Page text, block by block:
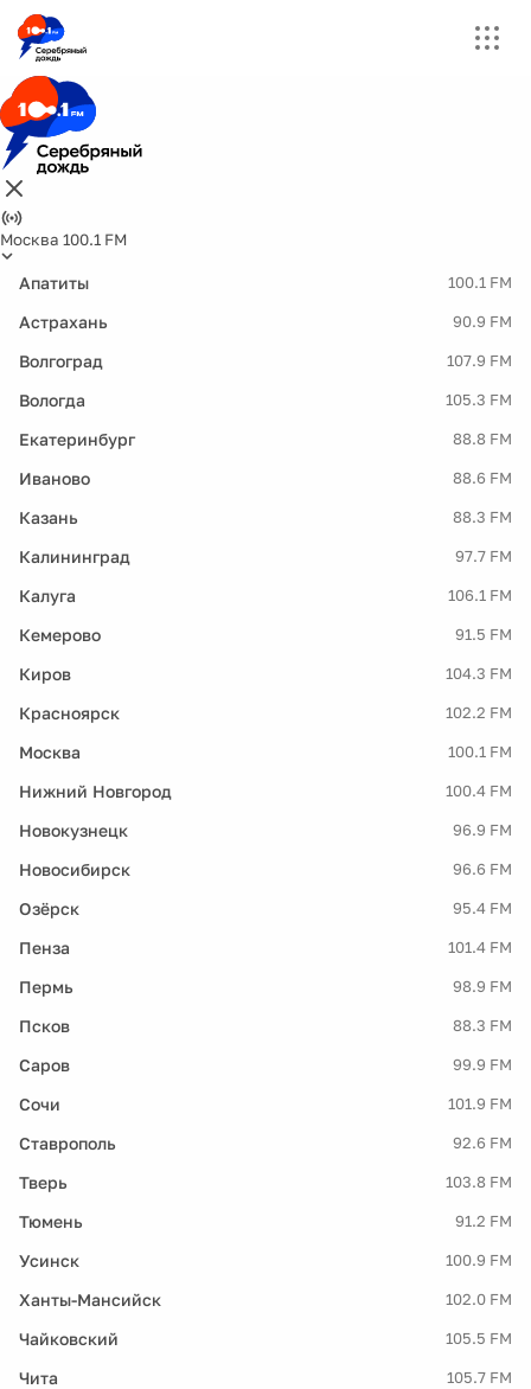
Москва 100.1 FM
Апатиты 100.1 FM
Астрахань 90.9 FM
Волгоград 107.9 FM
Вологда 105.3 FM
Екатеринбург 88.8 FM
Иваново 88.6 FM
Казань 88.3 FM
Калининград 97.7 FM
Калуга 106.1 FM
Кемерово 91.5 FM
Киров 104.3 FM
Красноярск 102.2 FM
Москва 100.1 FM
Нижний Новгород 100.4 FM
Новокузнецк 96.9 FM
Новосибирск 96.6 FM
Озёрск 95.4 FM
Пенза 101.4 FM
Пермь 98.9 FM
Псков 88.3 FM
Саров 99.9 FM
Сочи 101.9 FM
Ставрополь 92.6 FM
Тверь 103.8 FM
Тюмень 91.2 FM
Усинск 100.9 FM
Ханты-Мансийск 102.0 FM
Чайковский 105.5 FM
Чита 105.7 FM